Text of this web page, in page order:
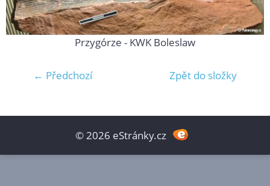
Przygórze - KWK Boleslaw
← Předchozí Zpět do složky
© 2026 eStránky.cz